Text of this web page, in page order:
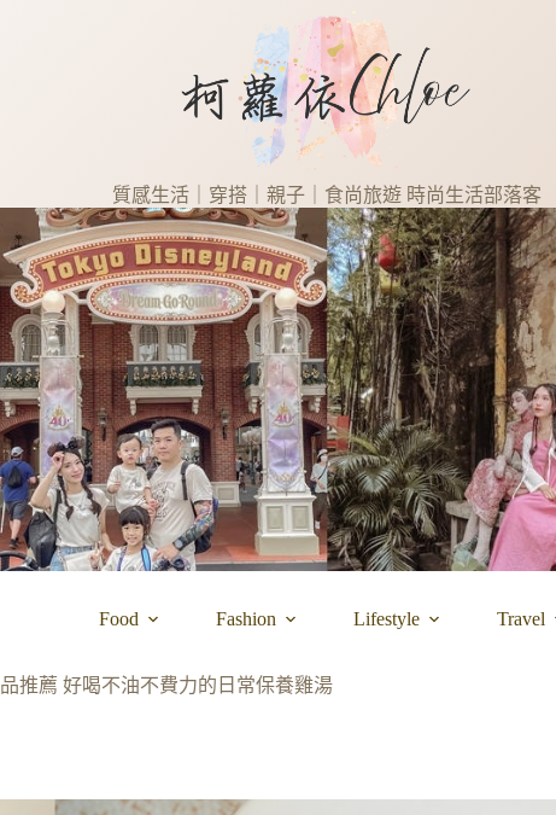
質感生活｜穿搭｜親子｜食尚旅遊 時尚生活部落客
Food Fashion Lifestyle Travel
推薦 好喝不油不費力的日常保養雞湯